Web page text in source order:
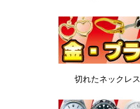
切れたネックレス